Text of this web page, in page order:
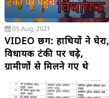
05 Aug, 2021
VIDEO छग: हाथियों ने घेरा,
विधायक टंकी पर चढ़े,
ग्रामीणों से मिलने गए थे
और.....